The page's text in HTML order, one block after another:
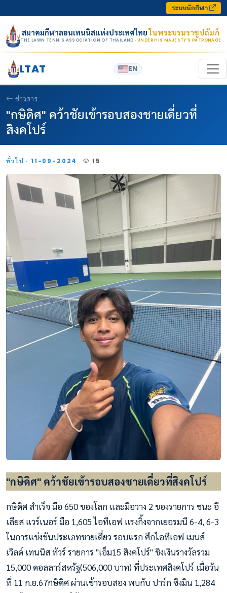
ระบบนักกีฬา
สมาคมกีฬาลอนเทนนิสแห่งประเทศไทยในพระบรมราชูปถัมภ์
THE LAWN TENNIS ASSOCIATION OF THAILAND · UNDER HIS MAJESTY’S PATRONAGE
LTAT EN
ข่าวสาร
"กษิดิศ" คว้าชัยเข้ารอบสองชายเดี่ยวที่
สิงคโปร์
ทั่วไป · 11-09-2024 15
"กษิดิศ" คว้าชัยเข้ารอบสองชายเดี่ยวที่สิงคโปร์
กษิดิศ สำเร็จ มือ 650 ของโลก และมือวาง 2 ของรายการ ชนะ อี
เลียส แวร์เนอร์ มือ 1,605 ไอทีเอฟ แรงกิ้งจากเยอรมนี 6-4, 6-3
ในการแข่งขันประเภทชายเดี่ยว รอบแรก ศึกไอทีเอฟ เมนส์
เวิลด์ เทนนิส ทัวร์ รายการ "เอ็ม15 สิงคโปร์" ชิงเงินรางวัลรวม
15,000 ดอลลาร์สหรัฐ(506,000 บาท) ที่ประเทศสิงคโปร์ เมื่อวัน
ที่ 11 ก.ย.67กษิดิศ ผ่านเข้ารอบสอง พบกับ ปาร์ก ซึงมิน 1,284